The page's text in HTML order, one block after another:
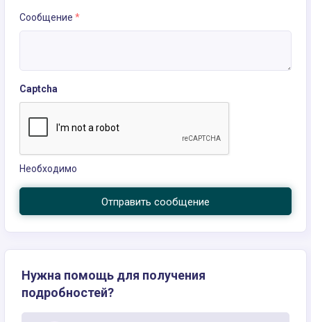
Сообщение *
Captcha
Необходимо
Отправить сообщение
Нужна помощь для получения
подробностей?